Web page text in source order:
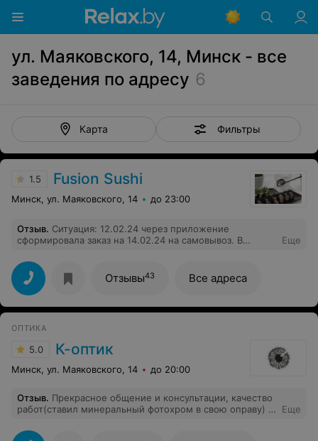
ул. Маяковского, 14, Минск - все
заведения по адресу 6
Карта Фильтры
1.5 Fusion Sushi
Минск, ул. Маяковского, 14 до 23:00
Отзыв. Ситуация: 12.02.24 через приложение
сформировала заказ на 14.02.24 на самовывоз. В
соответствующей скидкой. 14.02 24 в приложении
скидки уже не было и в устной форме сотрудники
Fusion sushi (Минск, ул. Маяковского, 14) сообщили,
что в великий праздник скидки отменили. На сайте
информация размещена, ищите. На вопрос, почему
проблемой и я должна предполагать, что мне
необходимо перед заказом что-то искать на сайте,
никто вразумительно ответить не смог. С каждой
неприятной ситуацией (а их было уже 3 за последние
мес.), все меньше желания заказывать суши во Fusion
приложение. Из минусов: в приложении, как
сообщили сотрудники Fusion sushi, не считывается
Еще
Отзывы43 Все адреса
ОПТИКА
5.0 К-оптик
Минск, ул. Маяковского, 14 до 20:00
Отзыв. Прекрасное общение и консультации, качество
работ(ставил минеральный фотохром в свою оправу) -
Еще